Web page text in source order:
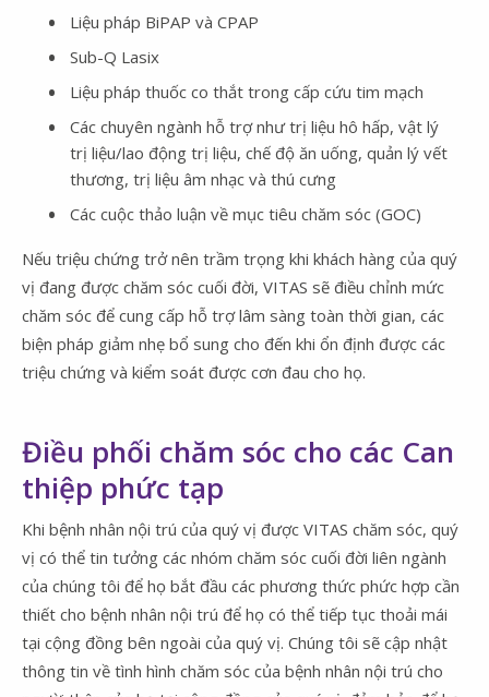
Liệu pháp BiPAP và CPAP
Sub-Q Lasix
Liệu pháp thuốc co thắt trong cấp cứu tim mạch
Các chuyên ngành hỗ trợ như trị liệu hô hấp, vật lý
trị liệu/lao động trị liệu, chế độ ăn uống, quản lý vết
thương, trị liệu âm nhạc và thú cưng
Các cuộc thảo luận về mục tiêu chăm sóc (GOC)
Nếu triệu chứng trở nên trầm trọng khi khách hàng của quý
vị đang được chăm sóc cuối đời, VITAS sẽ điều chỉnh mức
chăm sóc để cung cấp hỗ trợ lâm sàng toàn thời gian, các
biện pháp giảm nhẹ bổ sung cho đến khi ổn định được các
triệu chứng và kiểm soát được cơn đau cho họ.
Điều phối chăm sóc cho các Can
thiệp phức tạp
Khi bệnh nhân nội trú của quý vị được VITAS chăm sóc, quý
vị có thể tin tưởng các nhóm chăm sóc cuối đời liên ngành
của chúng tôi để họ bắt đầu các phương thức phức hợp cần
thiết cho bệnh nhân nội trú để họ có thể tiếp tục thoải mái
tại cộng đồng bên ngoài của quý vị. Chúng tôi sẽ cập nhật
thông tin về tình hình chăm sóc của bệnh nhân nội trú cho